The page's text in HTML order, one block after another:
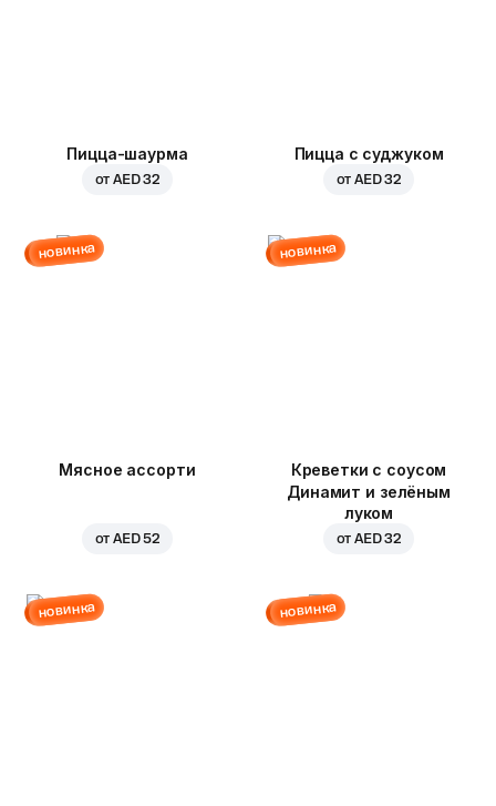
Пицца-шаурма
отAED 32
Пицца с суджуком
отAED 32
новинка
Мясное ассорти
отAED 52
новинка
Креветки с соусом
Динамит и зелёным
луком
отAED 32
новинка новинка